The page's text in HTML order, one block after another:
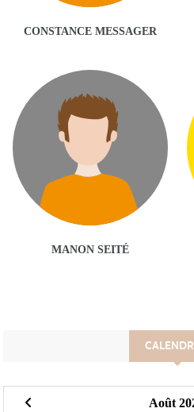
CONSTANCE MESSAGER
MANON SEITÉ
Août